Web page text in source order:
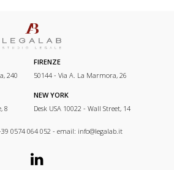
240
FIRENZE
50144 - Via A. La Marmora, 26
8
NEW YORK
Desk USA 10022 - Wall Street, 14
0574 064 052 - email: info@legalab.it